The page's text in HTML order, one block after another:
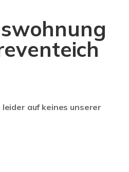
auf keines unserer